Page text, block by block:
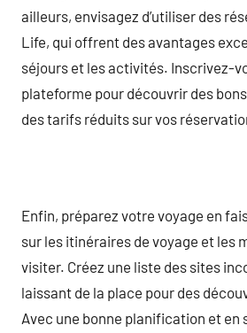
ailleurs, envisagez d’utiliser des
Life, qui offrent des avantages
séjours et les activités. Inscrivez-
plateforme pour découvrir des
des tarifs réduits sur vos
Enfin, préparez votre voyage en
sur les itinéraires de voyage et les
visiter. Créez une liste des sites
laissant de la place pour des
Avec une bonne planification et en